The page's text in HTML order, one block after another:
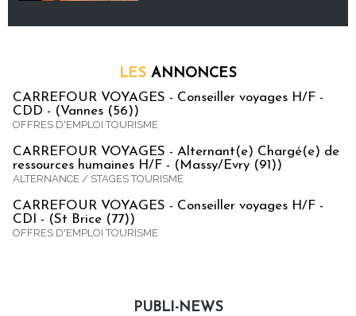
LES ANNONCES
CARREFOUR VOYAGES - Conseiller voyages H/F -
CDD - (Vannes (56))
OFFRES D'EMPLOI TOURISME
CARREFOUR VOYAGES - Alternant(e) Chargé(e) de
ressources humaines H/F - (Massy/Evry (91))
ALTERNANCE / STAGES TOURISME
CARREFOUR VOYAGES - Conseiller voyages H/F -
CDI - (St Brice (77))
OFFRES D'EMPLOI TOURISME
PUBLI-NEWS